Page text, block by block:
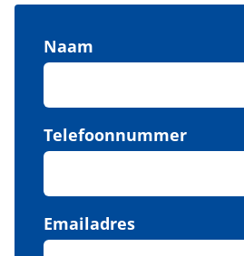
Naam
Telefoonnummer
Emailadres